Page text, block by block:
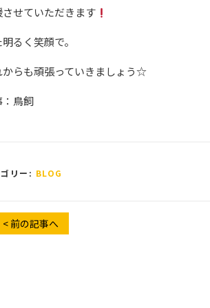
させていただきます
明るく笑顔で。
からも頑張っていきましょう☆
：鳥飼
リー: BLOG
< 前の記事へ